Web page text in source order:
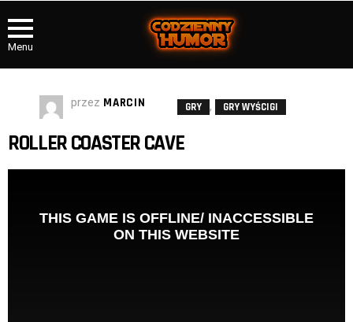
Menu
przez MARCIN GRY , GRY WYŚCIGI
ROLLER COASTER CAVE